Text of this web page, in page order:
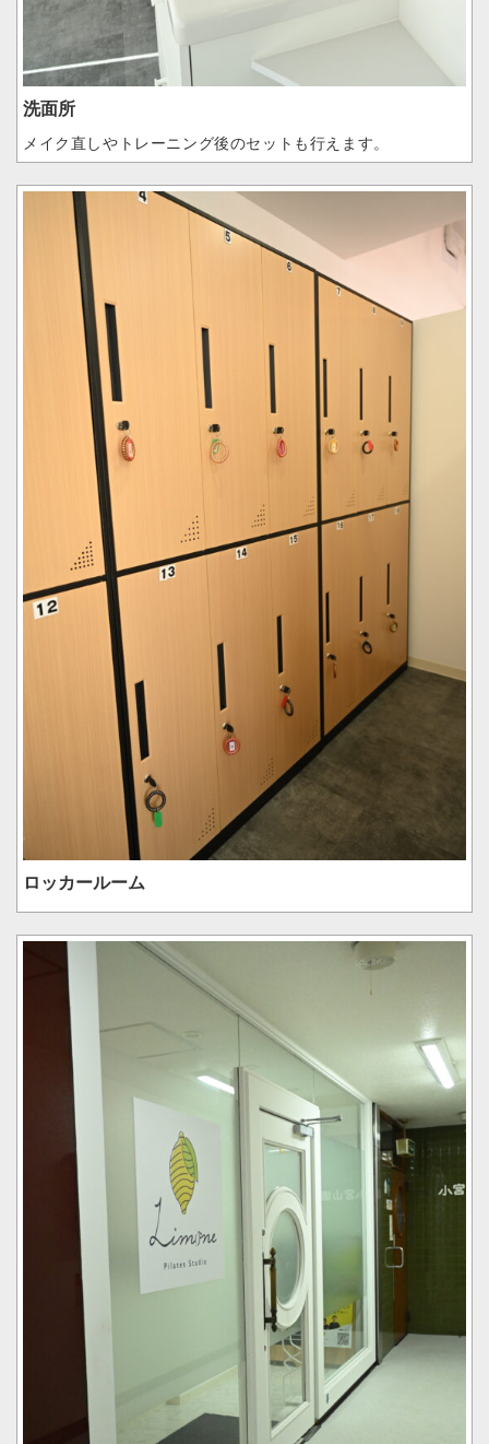
洗面所
メイク直しやトレーニング後のセットも行えます。
ロッカールーム